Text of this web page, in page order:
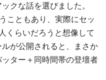
クな話を選びました。
こともあり、実際にセッ
くらいだろうと想像して
が公開されると、まさか
ッター＋同時間帯の登壇者